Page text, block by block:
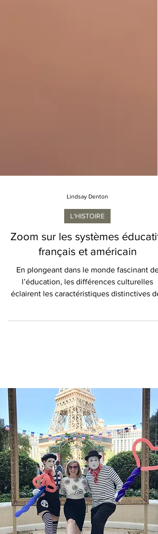
L'HISTOIRE
Zoom sur les systèmes
français et américain
En plongeant dans le monde fascinant de
l’éducation, les différences culturelles
systèmes...